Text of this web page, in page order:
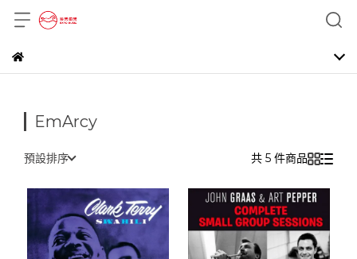
EmArcy
預設排序 共 5 件商品